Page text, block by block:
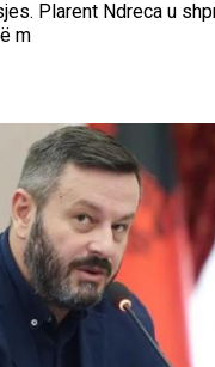
Plarent Ndreca u
m